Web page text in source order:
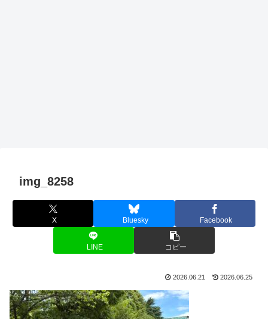
img_8258
X Bluesky Facebook
LINE コピー
2026.06.21 2026.06.25